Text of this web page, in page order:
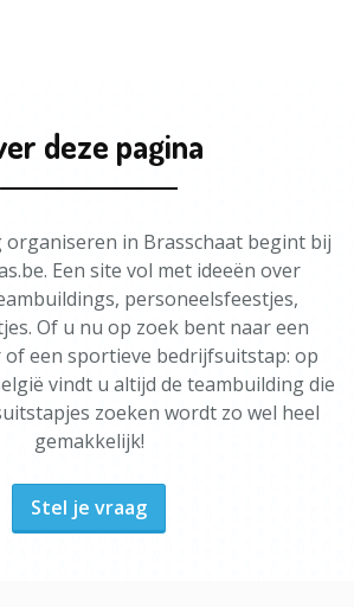
deze pagina
organiseren in Brasschaat begint bij
Een site vol met ideeën over
personeelsfeestjes,
Of u nu op zoek bent naar een
een sportieve bedrijfsuitstap: op
vindt u altijd de teambuilding die
zoeken wordt zo wel heel
gemakkelijk!
Stel je vraag